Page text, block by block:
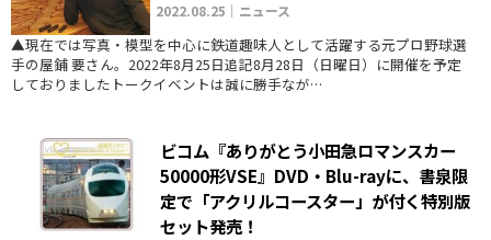
2022.08.25｜ニュース
▲現在では写真・模型を中心に鉄道趣味人として活躍する元プロ野球選
手の屋鋪 要さん。2022年8月25日追記8月28日（日曜日）に開催を予定
しておりましたトークイベントは誠に勝手なが…
ビコム『ありがとう小田急ロマンスカー
50000形VSE』DVD・Blu-rayに、書泉限
定で「アクリルコースター」が付く特別版
セット発売！